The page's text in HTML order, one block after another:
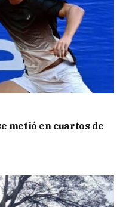
metió en cuartos de